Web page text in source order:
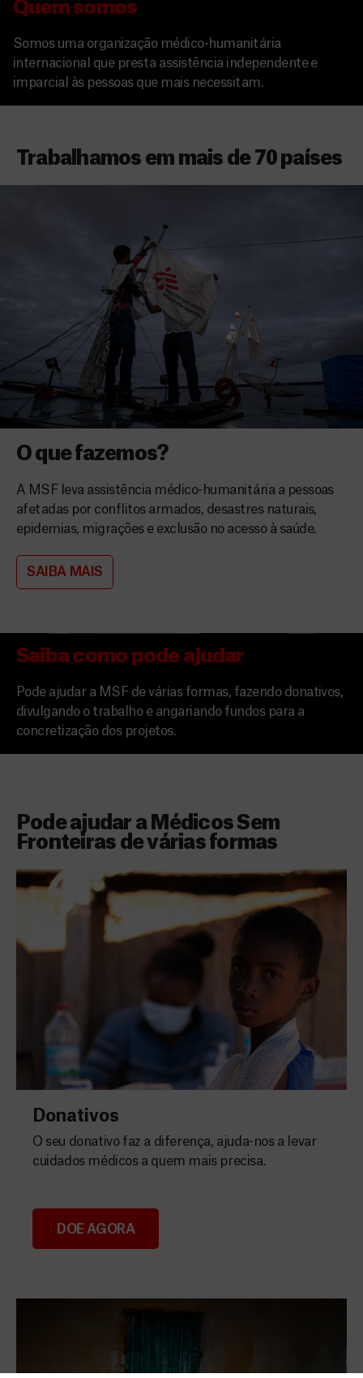
Quem somos
Somos uma organização médico-humanitária
internacional que presta assistência independente e
imparcial às pessoas que mais necessitam.
Trabalhamos em mais de 70 países
O que fazemos?
A MSF leva assistência médico-humanitária a pessoas
afetadas por conflitos armados, desastres naturais,
epidemias, migrações e exclusão no acesso à saúde.
SAIBA MAIS
Saiba como pode ajudar
Pode ajudar a MSF de várias formas, fazendo donativos,
divulgando o trabalho e angariando fundos para a
concretização dos projetos.
Pode ajudar a Médicos Sem
Fronteiras de várias formas
Donativos
Donativos
O seu donativo faz a diferença, ajuda-nos a levar
cuidados médicos a quem mais precisa.
DOE AGORA